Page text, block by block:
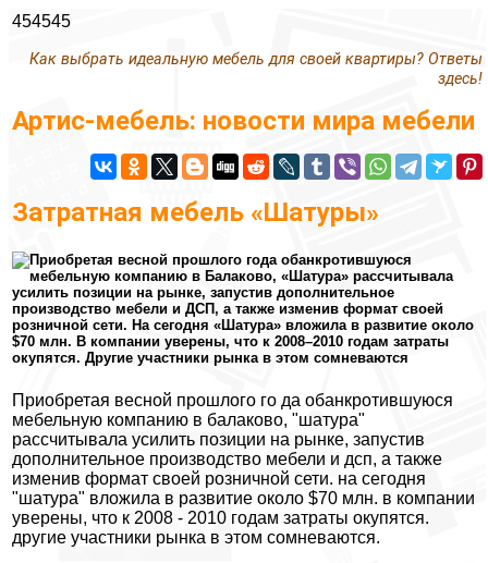
454545
Как выбрать идеальную мебель для своей квартиры? Ответы
здесь!
Артис-мебель: новости мира мебели
Затратная мебель «Шатуры»
Приобретая весной прошлого года обанкротившуюся
мебельную компанию в Балаково, «Шатура» рассчитывала
усилить позиции на рынке, запустив дополнительное
производство мебели и ДСП, а также изменив формат своей
розничной сети. На сегодня «Шатура» вложила в развитие около
$70 млн. В компании уверены, что к 2008–2010 годам затраты
окупятся. Другие участники рынка в этом сомневаются
Приобретая весной прошлого го да обанкротившуюся
мебельную компанию в балаково, "шатура"
рассчитывала усилить позиции на рынке, запустив
дополнительное производство мебели и дсп, а также
изменив формат своей розничной сети. на сегодня
"шатура" вложила в развитие около $70 млн. в компании
уверены, что к 2008 - 2010 годам затраты окупятся.
другие участники рынка в этом сомневаются.